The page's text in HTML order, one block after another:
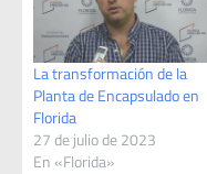
La transformación de la
Planta de Encapsulado en
Florida
27 de julio de 2023
En «Florida»